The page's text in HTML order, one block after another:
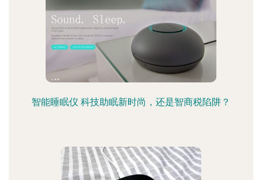
智能睡眠仪 科技助眠新时尚，还是智商税陷阱？